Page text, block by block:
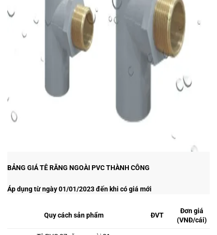
BẢNG GIÁ TÊ RĂNG NGOÀI PVC THÀNH CÔNG
Áp dụng từ ngày 01/01/2023 đến khi có giá mới
Quy cách sản phẩm ĐVT
Đơn giá
(VNĐ/cái)